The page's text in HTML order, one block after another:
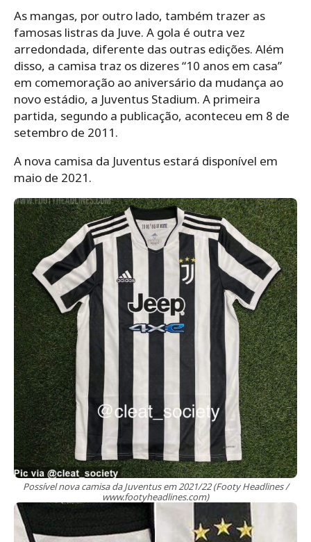
As mangas, por outro lado, também trazer as
famosas listras da Juve. A gola é outra vez
arredondada, diferente das outras edições. Além
disso, a camisa traz os dizeres “10 anos em casa”
em comemoração ao aniversário da mudança ao
novo estádio, a Juventus Stadium. A primeira
partida, segundo a publicação, aconteceu em 8 de
setembro de 2011.
A nova camisa da Juventus estará disponível em
maio de 2021.
Possível nova camisa da Juventus em 2021/22 (Footy Headlines /
www.footyheadlines.com)